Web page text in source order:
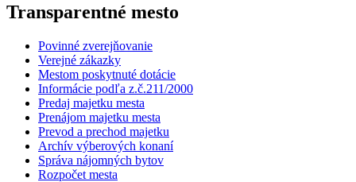
Transparentné mesto
Povinné zverejňovanie
Verejné zákazky
Mestom poskytnuté dotácie
Informácie podľa z.č.211/2000
Predaj majetku mesta
Prenájom majetku mesta
Prevod a prechod majetku
Archív výberových konaní
Správa nájomných bytov
Rozpočet mesta